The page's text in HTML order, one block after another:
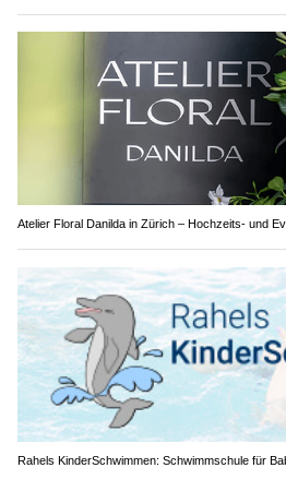
Atelier Floral Danilda in Zürich – Hochzeits- und
Rahels KinderSchwimmen: Schwimmschule für